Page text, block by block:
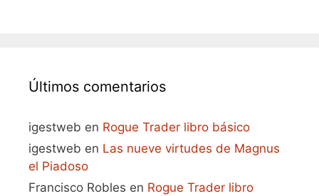
Últimos comentarios
igestweb en Rogue Trader libro básico
igestweb en Las nueve virtudes de Magnus
el Piadoso
Francisco Robles en Rogue Trader libro